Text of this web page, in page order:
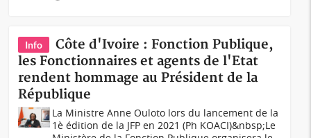
Info
Côte d'Ivoire : Fonction Publique,
les Fonctionnaires et agents de l'Etat
rendent hommage au Président de la
République
La Ministre Anne Ouloto lors du lancement de la
1è édition de la JFP en 2021 (Ph KOACI)&nbsp;Le